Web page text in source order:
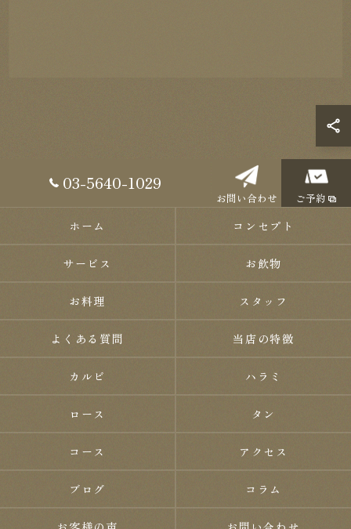
03-5640-1029
お問い合わせ ご予約
ホーム コンセプト
サービス お飲物
お料理 スタッフ
よくある質問 当店の特徴
カルビ ハラミ
ロース タン
コース アクセス
ブログ コラム